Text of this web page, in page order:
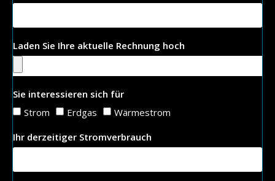
Laden Sie Ihre aktuelle Rechnung hoch
Sie interessieren sich für
Strom
Erdgas
Wärmestrom
Ihr derzeitiger Stromverbrauch